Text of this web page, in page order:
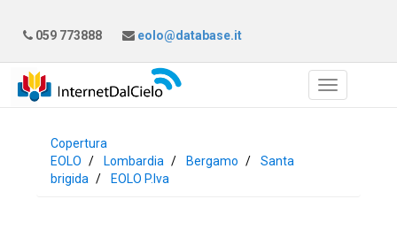
059 773888 eolo@database.it
Copertura
EOLO
Lombardia Bergamo
Santa
brigida
EOLO P.Iva